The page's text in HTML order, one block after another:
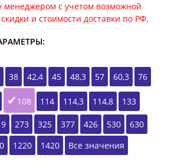
менеджером с учетом возможной
и стоимости доставки по РФ.
38 42,4 45 48,3 57 60,3 76
108 114 114,3 114,8 133
273 325 377 426 530
630
1220 1420 Все значения